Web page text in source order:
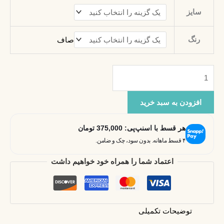
سایز
رنگ صاف
افزودن به سبد خرید
هر قسط با اسنپ‌پی: 375,000 تومان
۴ قسط ماهانه. بدون سود، چک و ضامن.
اعتماد شما را همراه خود خواهیم داشت
توضیحات تکمیلی